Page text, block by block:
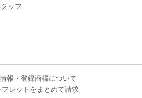
ッフ
報・登録商標について
フレットをまとめて請求